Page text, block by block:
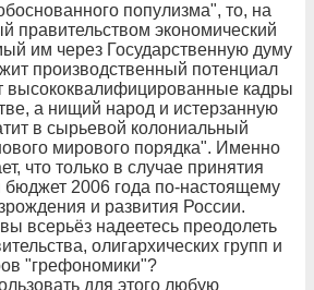
популизма", то, на
правительством экономический
им через Государственную думу
производственный потенциал
высококвалифицированные кадры
а нищий народ и истерзанную
в сырьевой колониальный
мирового порядка". Именно
что только в случае принятия
2006 года по-настоящему
и развития России.
всерьёз надеетесь преодолеть
олигархических групп и
"грефономики"?
для этого любую